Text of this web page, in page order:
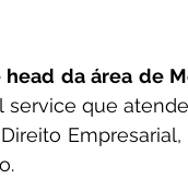
da área de
service que